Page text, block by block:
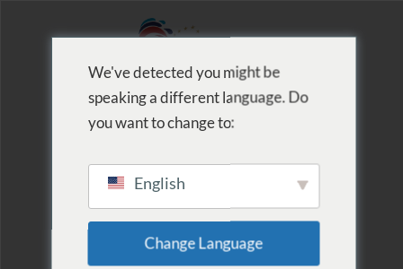
We've detected you might be
speaking a different language. Do
you want to change to:
English
Change Language